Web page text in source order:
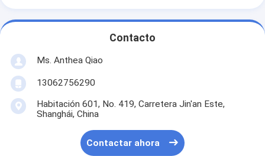
Contacto
Ms. Anthea Qiao
13062756290
Habitación 601, No. 419, Carretera Jin'an Este,
Shanghái, China
Contactar ahora